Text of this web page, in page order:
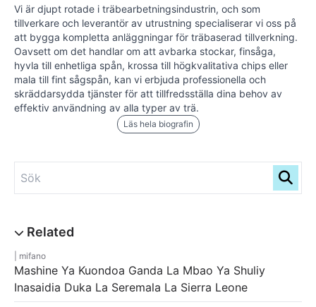
Vi är djupt rotade i träbearbetningsindustrin, och som
tillverkare och leverantör av utrustning specialiserar vi oss på
att bygga kompletta anläggningar för träbaserad tillverkning.
Oavsett om det handlar om att avbarka stockar, finsåga,
hyvla till enhetliga spån, krossa till högkvalitativa chips eller
mala till fint sågspån, kan vi erbjuda professionella och
skräddarsydda tjänster för att tillfredsställa dina behov av
effektiv användning av alla typer av trä.
Läs hela biografin
mifano
Mashine Ya Kuondoa Ganda La Mbao Ya Shuliy
Inasaidia Duka La Seremala La Sierra Leone